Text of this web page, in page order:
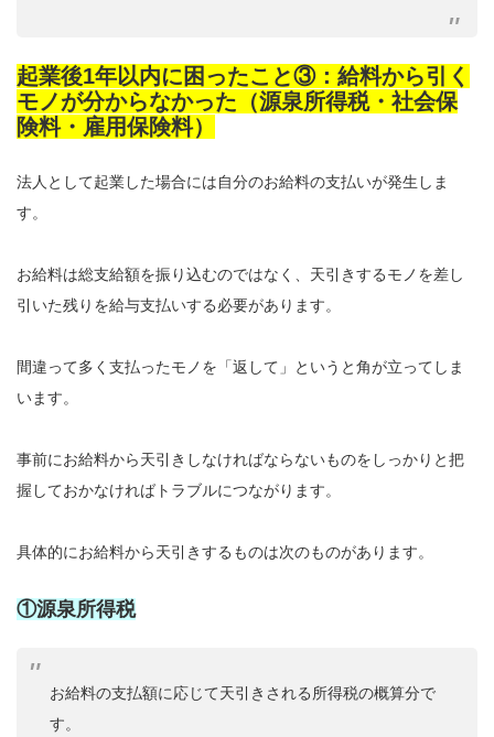
起業後1年以内に困ったこと③：給料から引く
モノが分からなかった（源泉所得税・社会保
険料・雇用保険料）
法人として起業した場合には自分のお給料の支払いが発生しま
す。
お給料は総支給額を振り込むのではなく、天引きするモノを差し
引いた残りを給与支払いする必要があります。
間違って多く支払ったモノを「返して」というと角が立ってしま
います。
事前にお給料から天引きしなければならないものをしっかりと把
握しておかなければトラブルにつながります。
具体的にお給料から天引きするものは次のものがあります。
①源泉所得税
お給料の支払額に応じて天引きされる所得税の概算分で
す。